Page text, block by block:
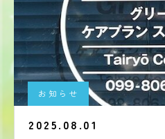
お知らせ
2025.08.01